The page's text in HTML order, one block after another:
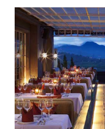
Kuningan dan Cirebon
Tentunya paket outing
apik dengan
Majalengka dan
wisata di Majalengka &
Kuningan Kabupaten